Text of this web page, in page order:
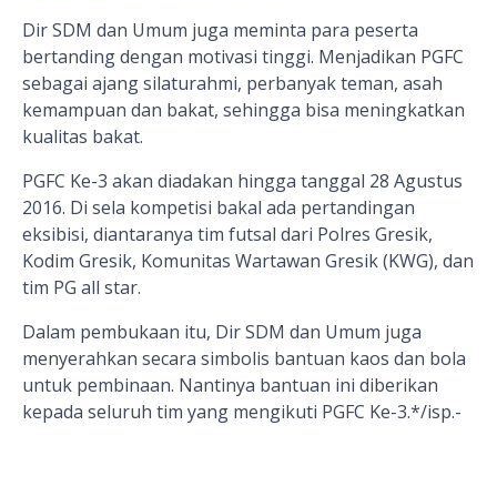
Dir SDM dan Umum juga meminta para peserta
bertanding dengan motivasi tinggi. Menjadikan PGFC
sebagai ajang silaturahmi, perbanyak teman, asah
kemampuan dan bakat, sehingga bisa meningkatkan
kualitas bakat.
PGFC Ke-3 akan diadakan hingga tanggal 28 Agustus
2016. Di sela kompetisi bakal ada pertandingan
eksibisi, diantaranya tim futsal dari Polres Gresik,
Kodim Gresik, Komunitas Wartawan Gresik (KWG), dan
tim PG all star.
Dalam pembukaan itu, Dir SDM dan Umum juga
menyerahkan secara simbolis bantuan kaos dan bola
untuk pembinaan. Nantinya bantuan ini diberikan
kepada seluruh tim yang mengikuti PGFC Ke-3.*/isp.-